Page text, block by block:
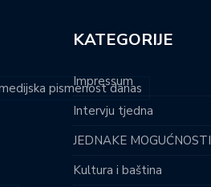
pismenost danas
KATEGORIJE
Impressum
Intervju tjedna
JEDNAKE MOGUĆNOSTI
Kultura i baština